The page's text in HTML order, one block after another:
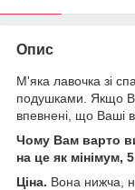
Опис
М'яка лавочка зі
подушками. Якщо
впевнені, що Ваші
Чому Вам варто
на це як мінімум,
Ціна. Вона нижча,